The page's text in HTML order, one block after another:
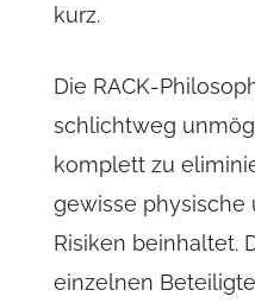
kurz.
Die RACK-
schlichtweg
komplett zu
gewisse physische
Risiken beinhaltet.
einzelnen